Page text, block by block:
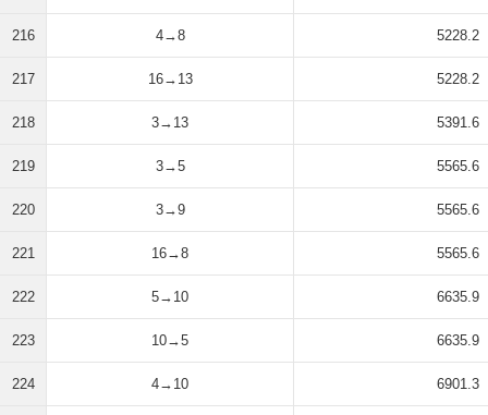
216 4→8 5228.2
217 16→13 5228.2
218 3→13 5391.6
219 3→5 5565.6
220 3→9 5565.6
221 16→8 5565.6
222 5→10 6635.9
223 10→5 6635.9
224 4→10 6901.3